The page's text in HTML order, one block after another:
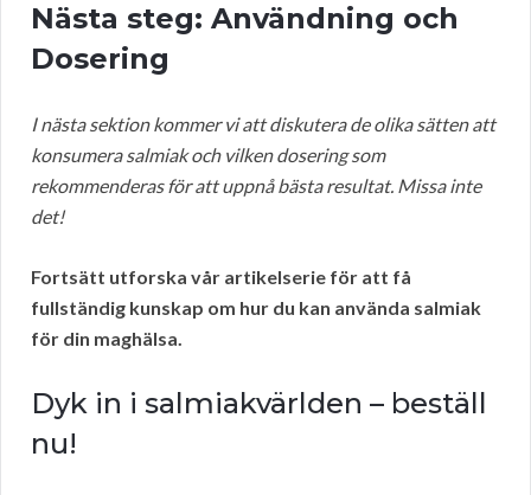
Nästa steg: Användning och
Dosering
I nästa sektion kommer vi att diskutera de olika sätten att
konsumera salmiak och vilken dosering som
rekommenderas för att uppnå bästa resultat. Missa inte
det!
Fortsätt utforska vår artikelserie för att få
fullständig kunskap om hur du kan använda salmiak
för din maghälsa.
Dyk in i salmiakvärlden – beställ
nu!